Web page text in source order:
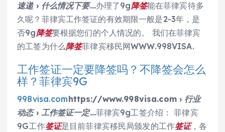
速递 › 什么情况下要…办理了9g降签能在菲律宾待多
久呢？菲律宾工作签证的有效期限一般是2-3年，是
否9g降签要根据您们的个人情况的。 我们在菲律宾
的工签为什么降签菲律宾移民网WWW.998VISA.
工作签证一定要降签吗？不降签会怎么
样？菲律宾9G
998visa.comhttps://www.998visa.com › 行业
动态 › 工作签证一定…菲律宾9g工签介绍： 菲律宾
9G工作签证是目前菲律宾移民局颁发的工作签证，各